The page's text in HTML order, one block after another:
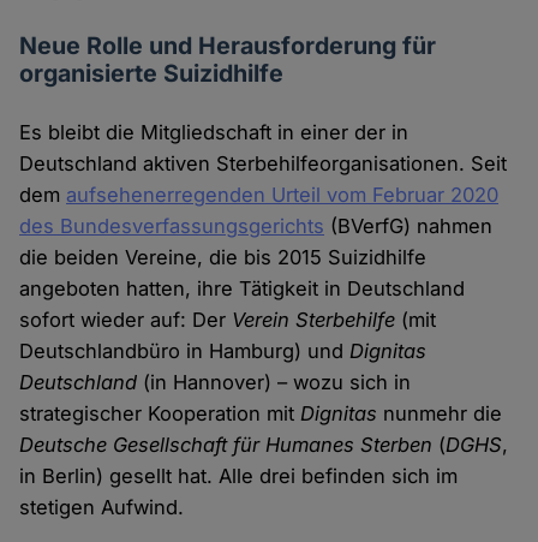
Neue Rolle und Herausforderung für
organisierte Suizidhilfe
Es bleibt die Mitgliedschaft in einer der in
Deutschland aktiven Sterbehilfeorganisationen. Seit
dem aufsehenerregenden Urteil vom Februar 2020
des Bundesverfassungsgerichts (BVerfG) nahmen
die beiden Vereine, die bis 2015 Suizidhilfe
angeboten hatten, ihre Tätigkeit in Deutschland
sofort wieder auf: Der Verein Sterbehilfe (mit
Deutschlandbüro in Hamburg) undDignitas
Deutschland (in Hannover) – wozu sich in
strategischer Kooperation mitDignitas nunmehr die
Deutsche Gesellschaft für Humanes Sterben (DGHS,
in Berlin) gesellt hat. Alle drei befinden sich im
stetigen Aufwind.